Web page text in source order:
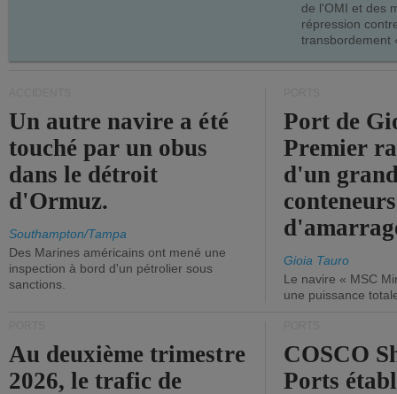
de l'OMI et des
répression
transbordement
Un autre navire a été
touché par un obus
dans le détroit
d'Ormuz.
Southampton/Tampa
Des Marines américains ont mené une
inspection à bord d'un pétrolier sous
sanctions.
Port de
Premier
d'un
Gioia Tauro
Le navire « MSC
une puissance
Au deuxième trimestre
2026, le trafic de
COSCO
Ports